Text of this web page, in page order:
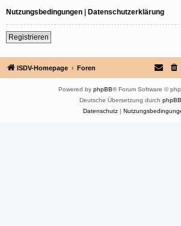
Nutzungsbedingungen | Datenschutzerklärung
Registrieren
ISDV-Homepage Foren
Powered by phpBB® Forum Software ©
Deutsche Übersetzung durch
Datenschutz|